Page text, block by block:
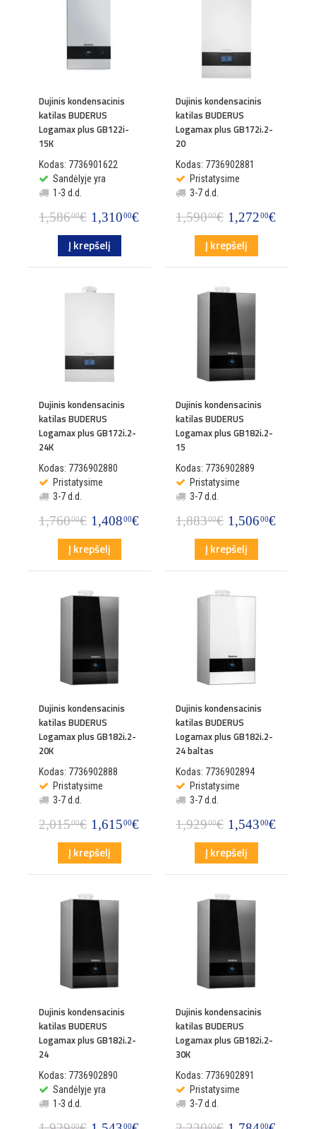
Dujinis kondensacinis
katilas BUDERUS
Logamax plus GB122i-
15K
Kodas: 7736901622
Sandėlyje yra
1-3 d.d.
1,58600€ 1,31000€
Į krepšelį
Dujinis kondensacinis
katilas BUDERUS
Logamax plus GB172i.2-
20
Kodas: 7736902881
Pristatysime
3-7 d.d.
1,59000€ 1,27200€
Į krepšelį
Dujinis kondensacinis
katilas BUDERUS
Logamax plus GB172i.2-
24K
Kodas: 7736902880
Pristatysime
3-7 d.d.
1,76000€ 1,40800€
Į krepšelį
Dujinis kondensacinis
katilas BUDERUS
Logamax plus GB182i.2-
15
Kodas: 7736902889
Pristatysime
3-7 d.d.
1,88300€ 1,50600€
Į krepšelį
Dujinis kondensacinis
katilas BUDERUS
Logamax plus GB182i.2-
20K
Kodas: 7736902888
Pristatysime
3-7 d.d.
2,01500€ 1,61500€
Į krepšelį
Dujinis kondensacinis
katilas BUDERUS
Logamax plus GB182i.2-
24 baltas
Kodas: 7736902894
Pristatysime
3-7 d.d.
1,92900€ 1,54300€
Į krepšelį
Dujinis kondensacinis
katilas BUDERUS
Logamax plus GB182i.2-
24
Kodas: 7736902890
Sandėlyje yra
1-3 d.d.
00 00
Dujinis kondensacinis
katilas BUDERUS
Logamax plus GB182i.2-
30K
Kodas: 7736902891
Pristatysime
3-7 d.d.
00 00